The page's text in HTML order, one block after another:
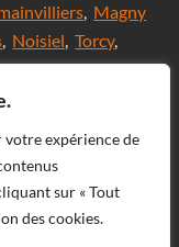
expérience de
sur « Tout
des cookies.
, Magny
, Noisiel,Torcy,
Vignes,Val
les Meaux,
Chelles,